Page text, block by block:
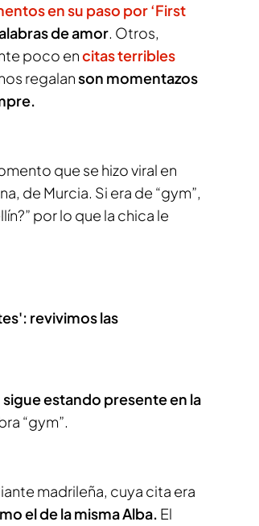
en su paso por ‘First
de amor. Otros,
poco encitas terribles
regalanson momentazos
que se hizo viral en
de Murcia. Si era de “gym”,
por lo que la chica le
revivimos las
sigue estando presente en la
“gym”.
madrileña, cuya cita era
el de la misma Alba. El